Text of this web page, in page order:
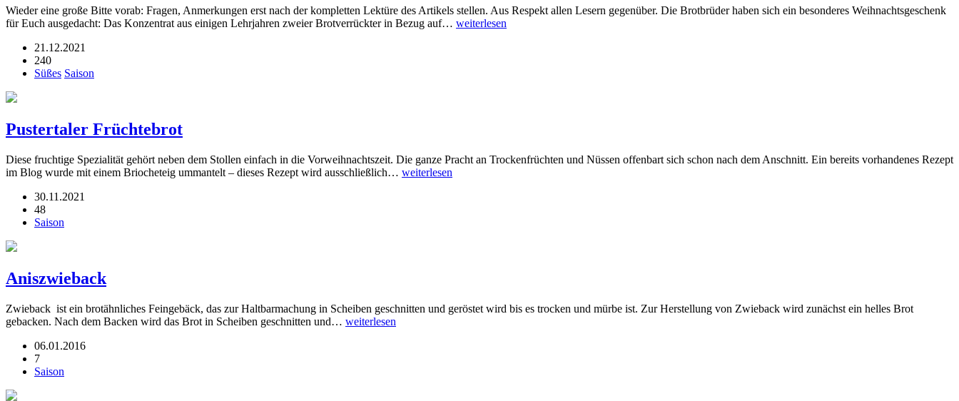
Wieder eine große Bitte vorab: Fragen, Anmerkungen erst nach der kompletten Lektüre des Artikels stellen. Aus Respekt allen Lesern gegenüber. Die Brotbrüder haben sich ein besonderes Weihnachtsgeschenk
für Euch ausgedacht: Das Konzentrat aus einigen Lehrjahren zweier Brotverrückter in Bezug auf… weiterlesen
21.12.2021
240
Süßes Saison
Pustertaler Früchtebrot
Diese fruchtige Spezialität gehört neben dem Stollen einfach in die Vorweihnachtszeit. Die ganze Pracht an Trockenfrüchten und Nüssen offenbart sich schon nach dem Anschnitt. Ein bereits vorhandenes Rezept
im Blog wurde mit einem Briocheteig ummantelt – dieses Rezept wird ausschließlich… weiterlesen
30.11.2021
48
Saison
Aniszwieback
Zwieback ist ein brotähnliches Feingebäck, das zur Haltbarmachung in Scheiben geschnitten und geröstet wird bis es trocken und mürbe ist. Zur Herstellung von Zwieback wird zunächst ein helles Brot
gebacken. Nach dem Backen wird das Brot in Scheiben geschnitten und… weiterlesen
06.01.2016
7
Saison